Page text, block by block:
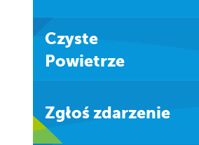
Czyste
Powietrze
Zgłoś zdarzenie